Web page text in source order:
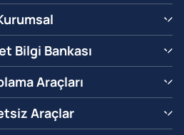
Bilgi Bankası
Araçları
Araçlar